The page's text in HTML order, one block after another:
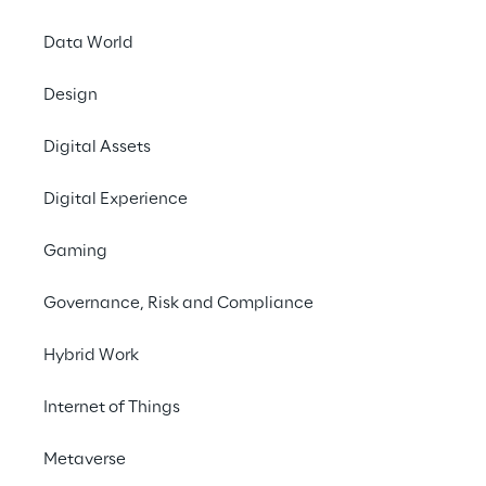
Data World
Design
Digital Assets
Digital Experience
Gaming
Governance, Risk and Compliance
Hybrid Work
Internet of Things
Metaverse
Artificial Intelligence & Machine
Integrare l’assistenza vocale al servizio di
dell’utente, la ricerca e l’interazione con la